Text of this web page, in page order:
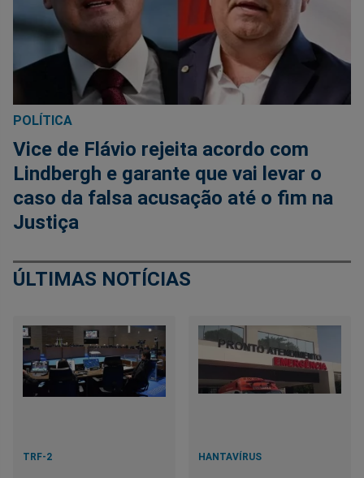
POLÍTICA
Vice de Flávio rejeita acordo com
Lindbergh e garante que vai levar o
caso da falsa acusação até o fim na
Justiça
ÚLTIMAS NOTÍCIAS
TRF-2 HANTAVÍRUS